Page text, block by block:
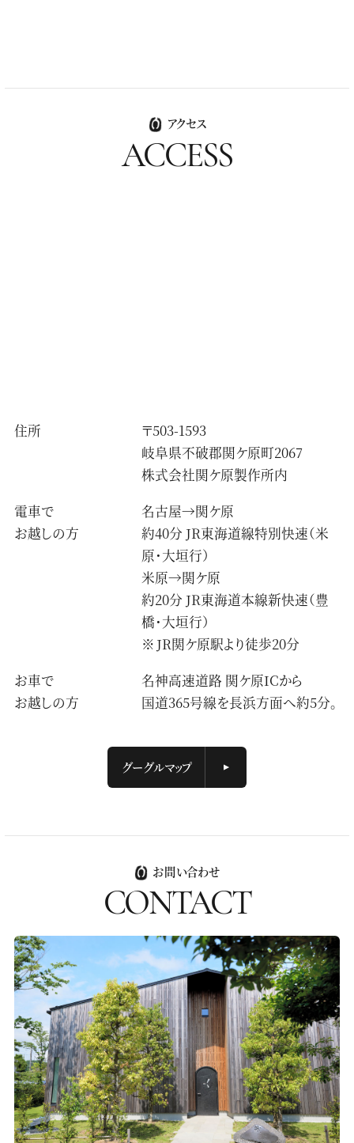
アクセス
ACCESS
住所
〒503-1593
岐阜県不破郡関ケ原町2067
株式会社関ケ原製作所内
電車で
お越しの方
名古屋→関ケ原
約40分 JR東海道線特別快速（米
原・大垣行）
米原→関ケ原
約20分 JR東海道本線新快速（豊
橋・大垣行）
JR関ケ原駅より徒歩20分
お車で
お越しの方
名神高速道路 関ケ原ICから
国道365号線を長浜方面へ約5分。
グーグルマップ
お問い合わせ
CONTACT